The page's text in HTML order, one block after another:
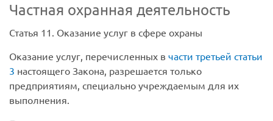
Частная охранная деятельность
Статья 11. Оказание услуг в сфере охраны
Оказание услуг, перечисленных в части третьей статьи
3 настоящего Закона, разрешается только
предприятиям, специально учреждаемым для их
выполнения.